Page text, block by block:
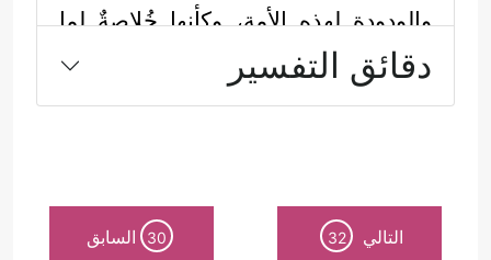
والودودة لهذه الأمة، وكأنها خُلاصةٌ لما
ينبغي أن تستَفِيده من دروس وعبر من
تلك التجارب الماضية:
الطيبة، والتي يتقبلها الله عنده، ويعمُّ
دقائق التفسير
التالي 32
30 السابق